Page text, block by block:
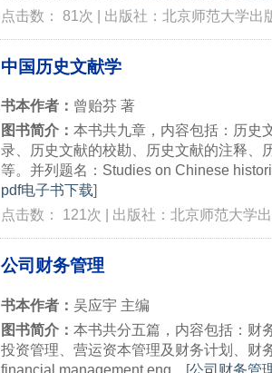
点击数： 81次 | 出版社：北京师范大学出
中国历史文献学
书本作者： 曾贻芬 著
图书简介： 本书共九章，内容包括：历史
录、历史文献的校勘、历史文献的注释、
等。并列题名：Studies on Chinese
pdf电子书下载]
点击数： 121次 | 出版社：北京师范大学
公司财务管理
书本作者： 吴应宇 主编
图书简介： 本书共分五篇，内容包括：财
投资管理、营运资本管理及财务计划、财
financial management eng...
[公司财务管